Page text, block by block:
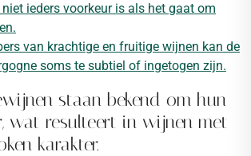
ieders voorkeur is als het gaat om
van krachtige en fruitige wijnen kan de
soms te subtiel of ingetogen zijn.
staan bekend om hun
wat resulteert in wijnen met
karakter.